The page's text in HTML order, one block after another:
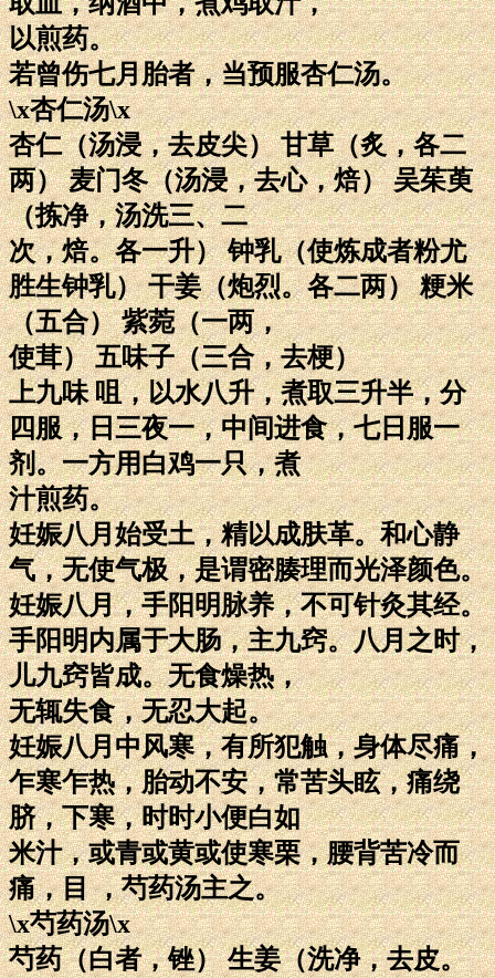
以煎药。
若曾伤七月胎者，当预服杏仁汤。
\x杏仁汤\x
杏仁（汤浸，去皮尖） 甘草（炙，各二
两） 麦门冬（汤浸，去心，焙） 吴茱萸
（拣净，汤洗三、二
次，焙。各一升） 钟乳（使炼成者粉尤
胜生钟乳） 干姜（炮烈。各二两） 粳米
（五合） 紫菀（一两，
使茸） 五味子（三合，去梗）
上九味 咀，以水八升，煮取三升半，分
四服，日三夜一，中间进食，七日服一
剂。一方用白鸡一只，煮
汁煎药。
妊娠八月始受土，精以成肤革。和心静
气，无使气极，是谓密腠理而光泽颜色。
妊娠八月，手阳明脉养，不可针灸其经。
手阳明内属于大肠，主九窍。八月之时，
儿九窍皆成。无食燥热，
无辄失食，无忍大起。
妊娠八月中风寒，有所犯触，身体尽痛，
乍寒乍热，胎动不安，常苦头眩，痛绕
脐，下寒，时时小便白如
米汁，或青或黄或使寒栗，腰背苦冷而
痛，目 ，芍药汤主之。
\x芍药汤\x
芍药（白者，锉） 生姜（洗净，去皮。